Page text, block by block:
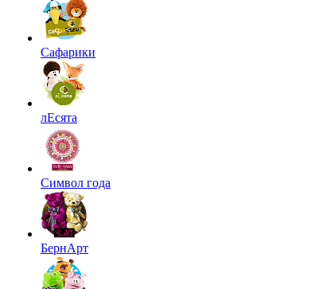
Сафарики
лЕсята
Символ года
БернАрт